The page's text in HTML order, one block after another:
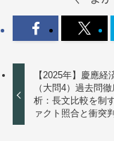
【2025年】慶應経
（大問4）過去問
析：長文比較を制
ァクト照合と衝突